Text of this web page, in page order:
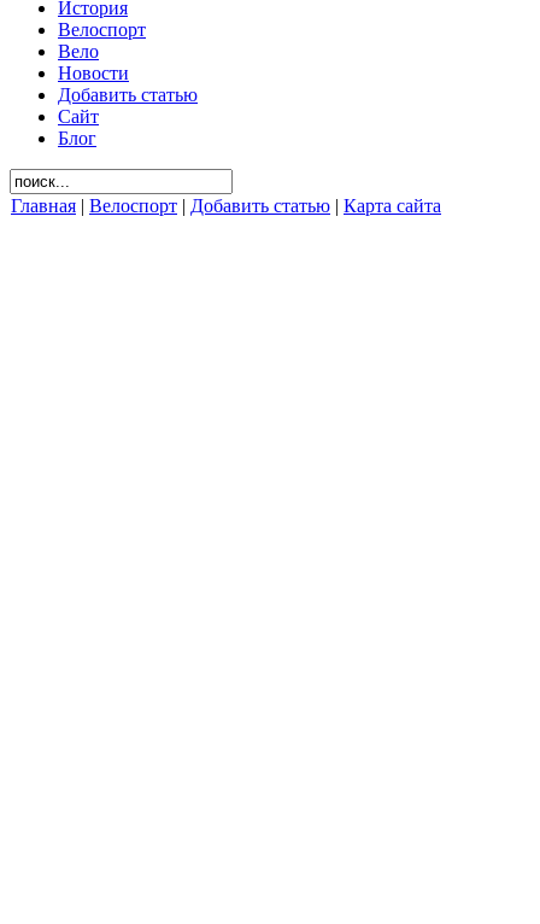
История
Велоспорт
Вело
Новости
Добавить статью
Сайт
Блог
Главная | Велоспорт | Добавить статью | Карта сайта